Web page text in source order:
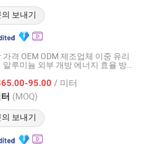
의 보내기
가격 OEM ODM 제조업체 이중 유리
알루미늄 외부 개방 에너지 효율 방음
95.00 / 미터
(MOQ)
의 보내기
Windows Co., Ltd.
이후 2025